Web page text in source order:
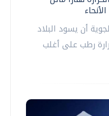
أن يسود البلاد
رطب على أغلب